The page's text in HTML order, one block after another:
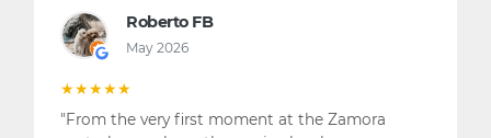
Roberto FB
May 2026
★★★★★
"From the very first moment at the Zamora